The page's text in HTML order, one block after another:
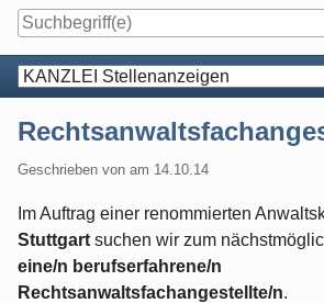
Navigation
Geschrieben von am 14.10.14
Im Auftrag einer renommierten
Stuttgart suchen wir zum
eine/n berufserfahrene/n
Rechtsanwaltsfachangestellte/n.